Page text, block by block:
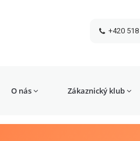
+420
O nás Zákaznický klub